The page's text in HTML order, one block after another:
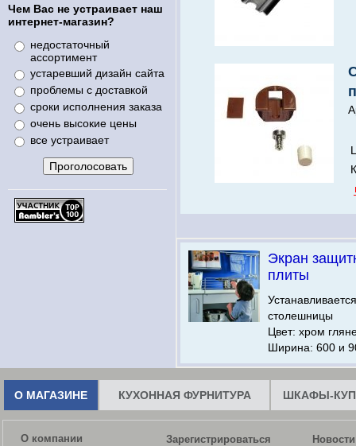
Чем Вас не устраивает наш
интернет-магазин?
недостаточный
ассортимент
устаревший дизайн сайта
проблемы с доставкой
сроки исполнения заказа
очень высокие цены
все устраивает
Экран
плиты
столешницы
Цвет: хром
Ширина: 600 и
О МАГАЗИНЕ КУХОННАЯ ФУРНИТУРА ШКАФЫ-
О компании Зарегистрироваться Новости